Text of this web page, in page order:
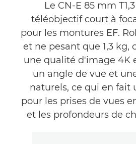
Commentaires
Le CN-E 85 mm
téléobjectif court à
pour les montures EF.
et ne pesant que 1,3 kg,
une qualité d'image 4K
un angle de vue et
naturels, ce qui en fait
pour les prises de vues
et les profondeurs de